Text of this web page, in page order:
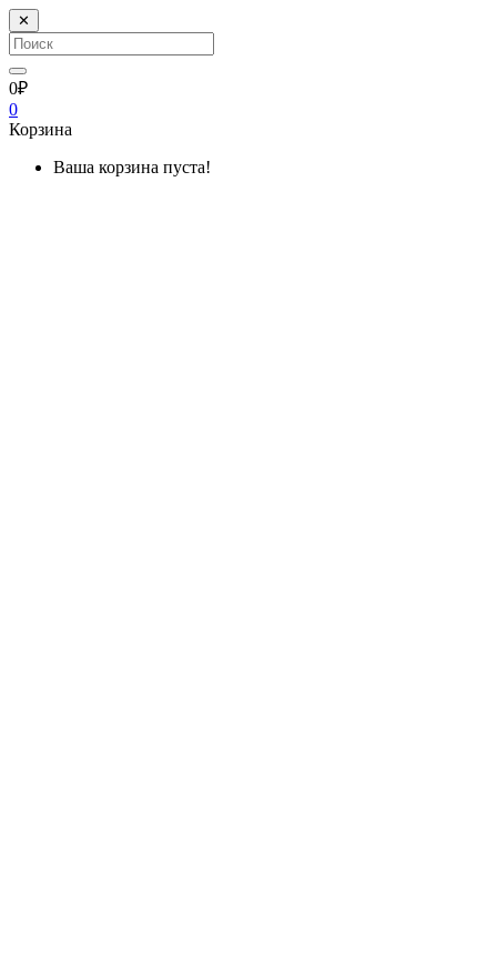
✕
0₽
0
Корзина
Ваша корзина пуста!